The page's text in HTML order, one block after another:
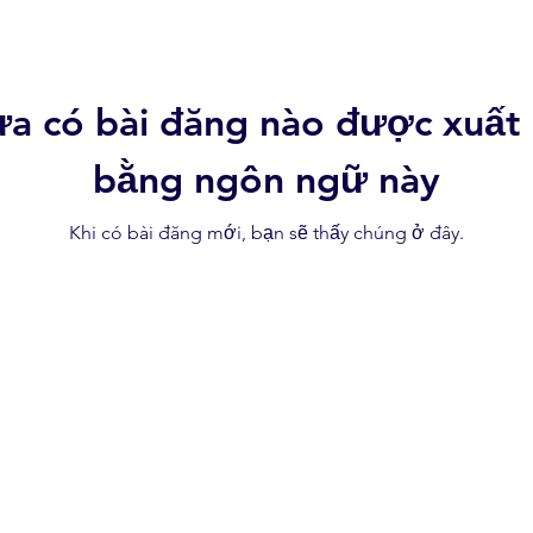
có bài đăng nào được xuất
bằng ngôn ngữ này
Khi có bài đăng mới, bạn sẽ thấy chúng ở đây.